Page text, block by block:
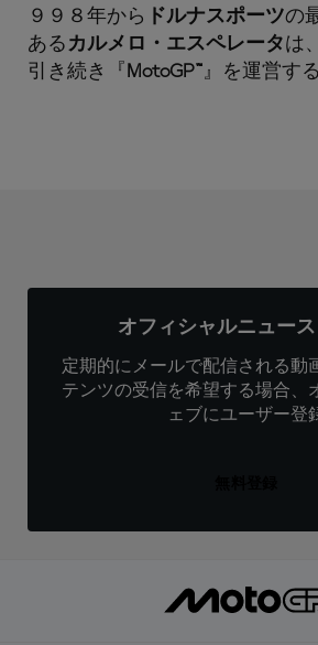
９９８年から
ドルナスポーツの
ある カルメロ・エスペレータは
引き続き『 MotoGP™』を運営する
オフィシャルニュー
定期的にメールで配信される動
テンツの受信を希望する場合、
ェブにユーザー登